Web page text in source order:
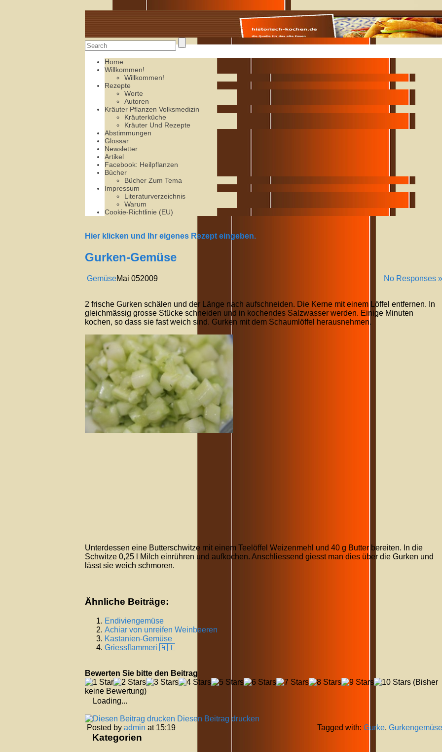
Alte Rezepte online
Home
Willkommen!
Willkommen!
Rezepte
Worte
Autoren
Kräuter Pflanzen Volksmedizin
Kräuterküche
Kräuter Und Rezepte
Abstimmungen
Glossar
Newsletter
Artikel
Facebook: Heilpflanzen
Bücher
Bücher Zum Tema
Impressum
Literaturverzeichnis
Warum
Cookie-Richtlinie (EU)
Hier klicken und Ihr eigenes Rezept eingeben.
Gurken-Gemüse
Gemüse No Responses »
Mai 052009
2 frische Gurken schälen und der Länge nach aufschneiden. Die Kerne mit einem Löffel entfernen. In
gleichmässig grosse Stücke schneiden und in kochendes Salzwasser werden. Einige Minuten
kochen, so dass sie fast weich sind. Gurken mit dem Schaumlöffel herausnehmen.
Unterdessen eine Butterschwitze mit einem Teelöffel Weizenmehl und 40 g Butter bereiten. In die
Schwitze 0,25 l Milch einrühren und aufkochen. Anschliessend giesst man dies über die Gurken und
lässt sie weich schmoren.
Ähnliche Beiträge:
Endiviengemüse
Achiar von unreifen Weinbeeren
Kastanien-Gemüse
Griessflammeri 🇦🇹
Bewerten Sie bitte den Beitrag
(Bisher
keine Bewertung)
Loading...
Diesen Beitrag drucken
Posted by admin at 15:19 Tagged with: Gurke, Gurkengemüse
Kategorien